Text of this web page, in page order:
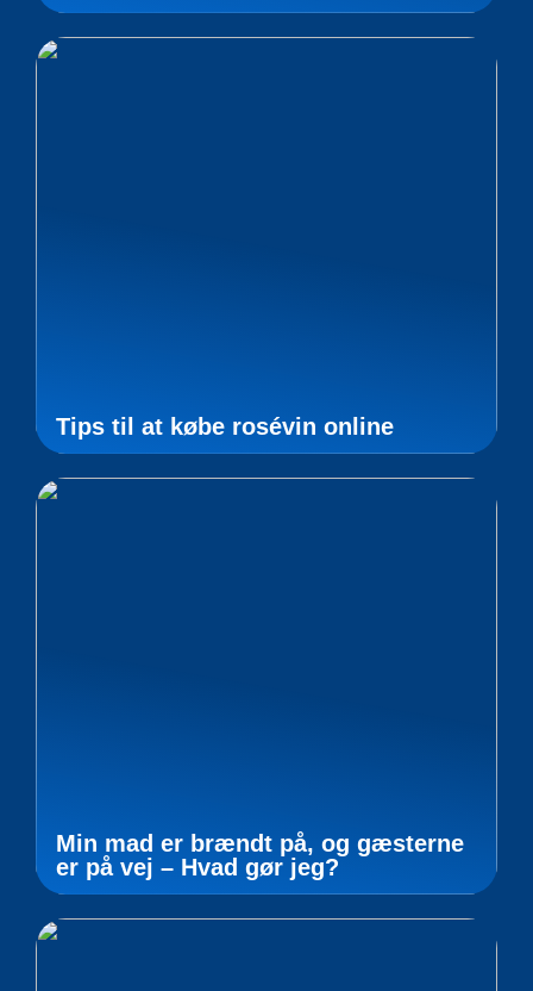
Tips til at købe rosévin online
Min mad er brændt på, og gæsterne
er på vej – Hvad gør jeg?